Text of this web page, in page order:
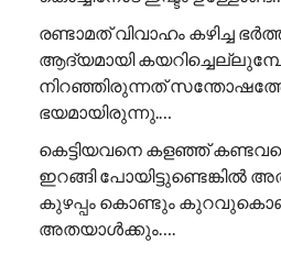
രണ്ടാമത് വിവാഹം കഴിച്ച
ആദ്യമായി
നിറഞ്ഞിരുന്നത്
ഭയമായിരുന്നു.…
കെട്ടിയവനെ കളഞ്ഞ്
ഇറങ്ങി പോയിട്ടുണ്ടെങ്കിൽ
കുഴപ്പം കൊണ്ടും
അതയാൾക്കും….